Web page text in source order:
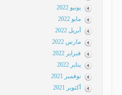
يونيو 2022
مايو 2022
أبريل 2022
مارس 2022
فبراير 2022
يناير 2022
نوفمبر 2021
أكتوبر 2021